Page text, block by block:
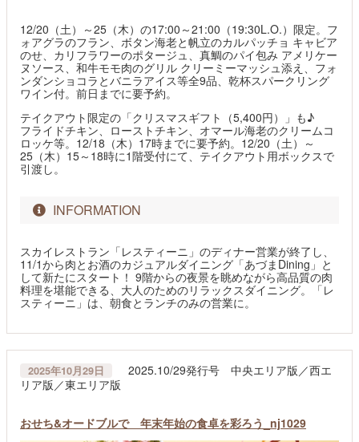
12/20（土）～25（木）の17:00～21:00（19:30L.O.）限定。フ
ォアグラのフラン、ボタン海老と帆立のカルパッチョ キャビア
のせ、カリフラワーのポタージュ、真鯛のパイ包み アメリケー
ヌソース、和牛モモ肉のグリル クリーミーマッシュ添え、フォ
ンダンショコラとバニラアイス等全9品、乾杯スパークリング
ワイン付。前日までに要予約。
テイクアウト限定の「クリスマスギフト（5,400円）」も♪
フライドチキン、ローストチキン、オマール海老のクリームコ
ロッケ等。12/18（木）17時までに要予約。12/20（土）～
25（木）15～18時に1階受付にて、テイクアウト用ボックスで
引渡し。
INFORMATION
スカイレストラン「レスティーニ」のディナー営業が終了し、
11/1から肉とお酒のカジュアルダイニング「あづまDining」と
して新たにスタート！ 9階からの夜景を眺めながら高品質の肉
料理を堪能できる、大人のためのリラックスダイニング。「レ
スティーニ」は、朝食とランチのみの営業に。
2025年10月29日
2025.10/29発行号 中央エリア版／西エ
リア版／東エリア版
おせち&オードブルで 年末年始の食卓を彩ろう_nj1029